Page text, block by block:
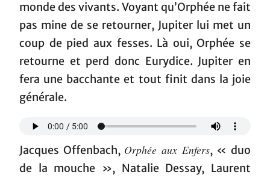
monde des vivants. Voyant qu’Orphée ne fait
pas mine de se retourner, Jupiter lui met un
coup de pied aux fesses. Là oui, Orphée se
retourne et perd donc Eurydice. Jupiter en
fera une bacchante et tout finit dans la joie
générale.
Jacques Offenbach, Orphée aux Enfers, « duo
de la mouche », Natalie Dessay, Laurent